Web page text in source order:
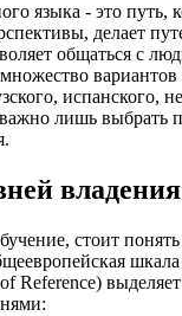
языка - это путь,
делает
общаться с
вариантов
испанского,
важно лишь выбрать
стоит
Reference)